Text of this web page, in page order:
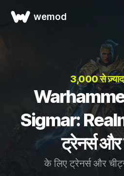
wemod
3,000 से
Sigmar:
ट्रेनर्स
के लिए ट्रेनर्स और